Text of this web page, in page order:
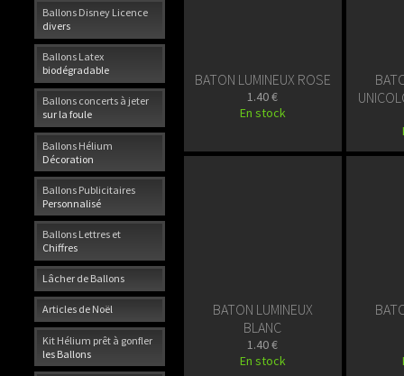
Ballons Disney Licence
divers
Ballons Latex
biodégradable
Ballons concerts à jeter
sur la foule
Ballons Hélium
Décoration
Ballons Publicitaires
Personnalisé
Ballons Lettres et
Chiffres
Lâcher de Ballons
Articles de Noël
Kit Hélium prêt à gonfler
les Ballons
BATON LUMINEUX ROSE
1.40 €
En stock
BATON LUMINEUX
BLANC
1.40 €
En stock